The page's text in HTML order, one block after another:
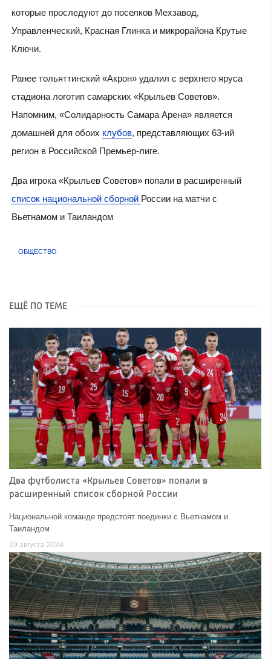
которые проследуют до поселков Мехзавод,
Управленческий, Красная Глинка и микрорайона Крутые
Ключи.
Ранее тольяттинский «Акрон» удалил с верхнего яруса
стадиона логотип самарских «Крыльев Советов».
Напомним, «Солидарность Самара Арена» является
домашней для обоих клубов, представляющих 63-ий
регион в Российской Премьер-лиге.
Два игрока «Крыльев Советов» попали в расширенный
список национальной сборной России на матчи с
Вьетнамом и Таиландом
ОБЩЕСТВО
ЕЩЁ ПО ТЕМЕ
Два футболиста «Крыльев Советов» попали в
расширенный список сборной России
Национальной команде предстоят поединки с Вьетнамом и
Таиландом
19 августа 2024